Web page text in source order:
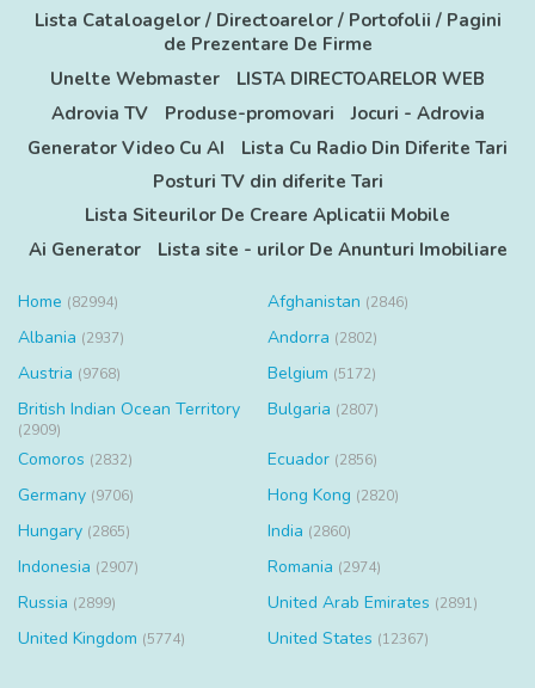
Lista Cataloagelor / Directoarelor / Portofolii / Pagini
de Prezentare De Firme
Unelte Webmaster
LISTA DIRECTOARELOR WEB
Adrovia TV
Produse-promovari
Jocuri - Adrovia
Generator Video Cu AI
Lista Cu Radio Din Diferite Tari
Posturi TV din diferite Tari
Lista Siteurilor De Creare Aplicatii Mobile
Ai Generator
Lista site - urilor De Anunturi Imobiliare
Home (82994) Afghanistan (2846)
Albania (2937) Andorra (2802)
Austria (9768) Belgium (5172)
British Indian Ocean Territory
(2909)
Bulgaria (2807)
Comoros (2832) Ecuador (2856)
Germany (9706) Hong Kong (2820)
Hungary (2865) India (2860)
Indonesia (2907) Romania (2974)
Russia (2899) United Arab Emirates (2891)
United Kingdom (5774) United States (12367)